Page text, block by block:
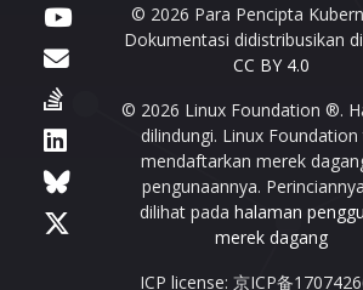
© 2026 Para Pencipta
Dokumentasi didistribusikan
CC BY 4.0
© 2026 Linux Foundation ®.
dilindungi. Linux Foundation
mendaftarkan merek
pengunaannya.
dilihat pada halaman
merek dagang
ICP license: 京ICP备